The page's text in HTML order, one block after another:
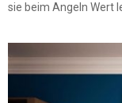
sie beim Angeln Wert